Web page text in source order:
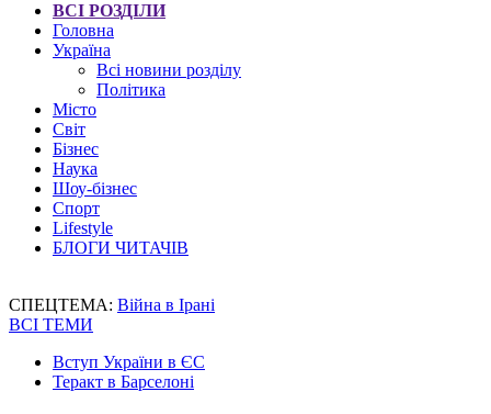
ВСІ РОЗДІЛИ
Головна
Україна
Всі новини розділу
Політика
Місто
Світ
Бізнес
Наука
Шоу-бізнес
Спорт
Lifestyle
БЛОГИ ЧИТАЧІВ
СПЕЦТЕМА: Війна в Ірані
ВСІ ТЕМИ
Вступ України в ЄС
Теракт в Барселоні